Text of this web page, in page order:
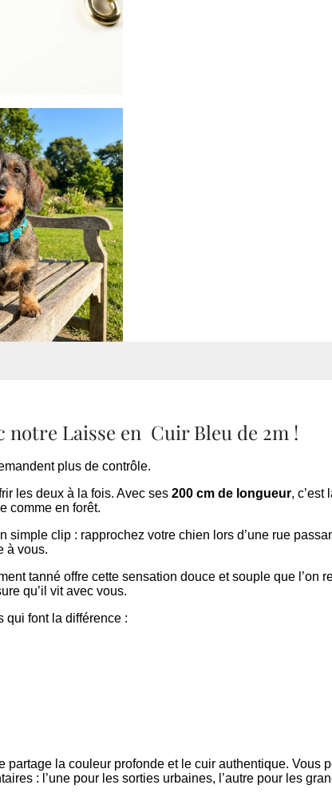
Laisse en Cuir Bleu de 2m !
plus de contrôle.
les deux à la fois. Avec ses 200 cm de longueur, c’est
comme en forêt.
simple clip : rapprochez votre chien lors d’une rue
à vous.
tanné offre cette sensation douce et souple que l’on
qu’il vit avec vous.
qui font la différence :
partage la couleur profonde et le cuir authentique. Vous
: l’une pour les sorties urbaines, l’autre pour les